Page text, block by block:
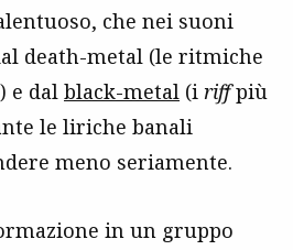
che nei suoni
death-metal (le ritmiche
e dal black-metal (i riffpiù
le liriche banali
meno seriamente.
in un gruppo